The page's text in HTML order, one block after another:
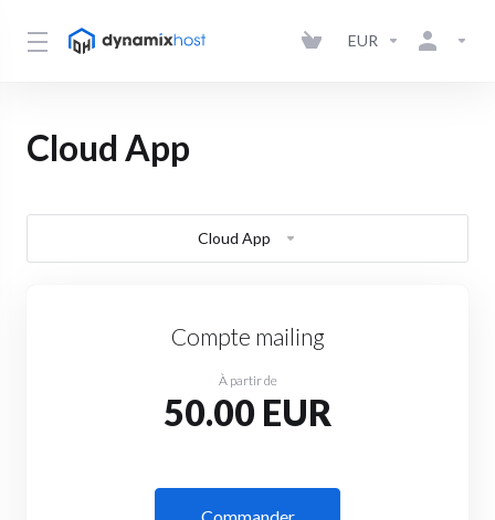
EUR
Cloud App
Cloud App
Compte mailing
À partir de
50.00 EUR